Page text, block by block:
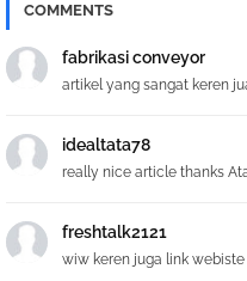
COMMENTS
fabrikasi conveyor
artikel yang sangat keren
idealtata78
really nice article thanks
freshtalk2121
wiw keren juga link